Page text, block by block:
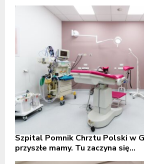
Szpital Pomnik Chrztu Polski w
przyszłe mamy. Tu zaczyna się...